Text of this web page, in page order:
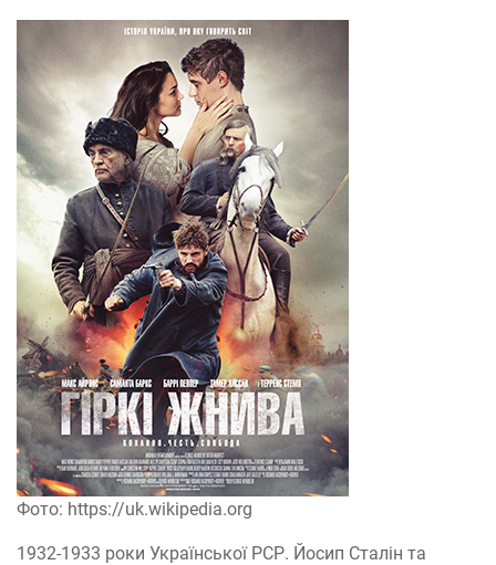
Фото: https://uk.wikipedia.org
1932-1933 роки Української РСР. Йосип Сталін та